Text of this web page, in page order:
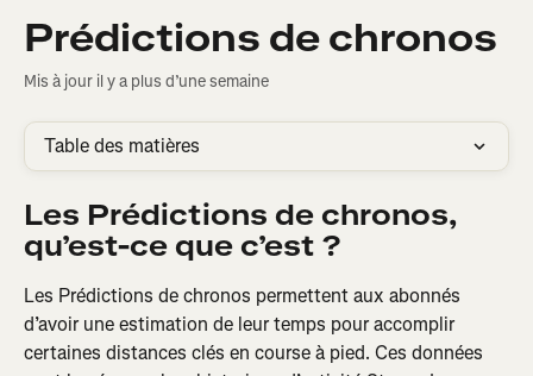
Prédictions de chronos
Mis à jour il y a plus d’une semaine
Table des matières
Les Prédictions de chronos,
qu’est-ce que c’est ?
Les Prédictions de chronos permettent aux abonnés
d’avoir une estimation de leur temps pour accomplir
certaines distances clés en course à pied. Ces données